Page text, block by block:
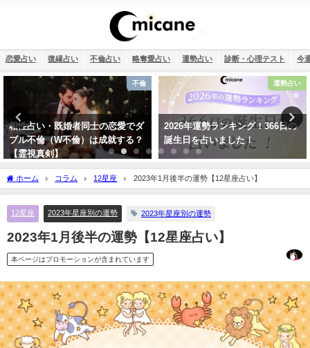
恋愛占い 復縁占い 不倫占い 略奪愛占い 運勢占い 診断・心理テスト 今
ダ
？
運勢占い
2026年運勢ランキング！366日の
誕生日を占いました！
タロット占い・彼氏の浮気が
配…浮気度診断でチェック！
ホーム コラム 12星座 2023年1月後半の運勢【12星座占い】
12星座 2023年星座別の運勢 2023年星座別の運勢
2023年1月後半の運勢【12星座占い】
本ページはプロモーションが含まれています